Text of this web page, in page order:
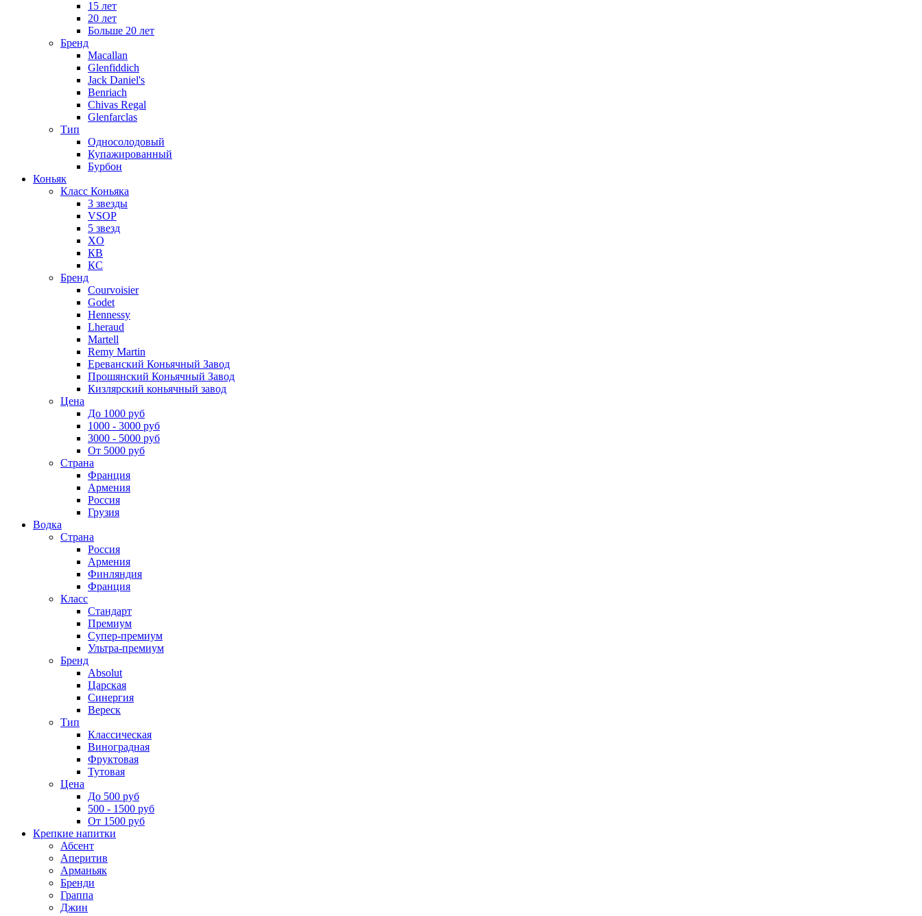
15 лет
20 лет
Больше 20 лет
Бренд
Macallan
Glenfiddich
Jack Daniel's
Benriach
Chivas Regal
Glenfarclas
Тип
Односолодовый
Купажированный
Бурбон
Коньяк
Класс Коньяка
3 звезды
VSOP
5 звезд
XO
КВ
КС
Бренд
Courvoisier
Godet
Hennessy
Lheraud
Martell
Remy Martin
Ереванский Коньячный Завод
Прошянский Коньячный Завод
Кизлярский коньячный завод
Цена
До 1000 руб
1000 - 3000 руб
3000 - 5000 руб
От 5000 руб
Страна
Франция
Армения
Россия
Грузия
Водка
Страна
Россия
Армения
Финляндия
Франция
Класс
Стандарт
Премиум
Супер-премиум
Ультра-премиум
Бренд
Absolut
Царская
Синергия
Вереск
Тип
Классическая
Виноградная
Фруктовая
Тутовая
Цена
До 500 руб
500 - 1500 руб
От 1500 руб
Крепкие напитки
Абсент
Аперитив
Арманьяк
Бренди
Граппа
Джин